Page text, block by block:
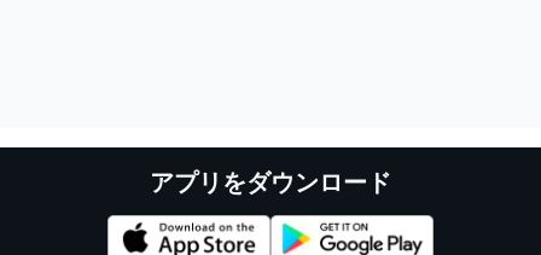
アプリをダウンロード